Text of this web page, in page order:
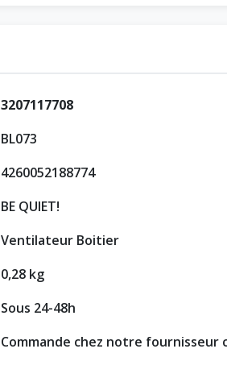
3207117708
BL073
4260052188774
BE QUIET!
Ventilateur Boitier
0,28 kg
Sous 24-48h
Commande chez notre fournisseur